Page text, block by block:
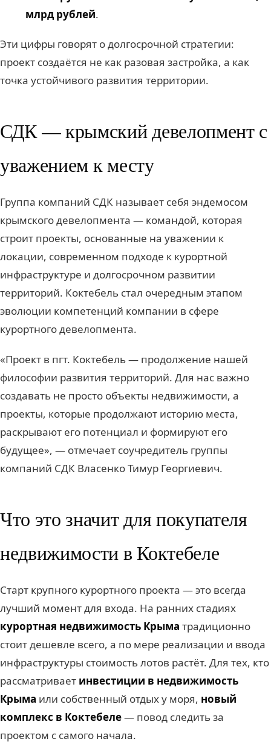
млрд рублей.
Эти цифры говорят о долгосрочной стратегии:
проект создаётся не как разовая застройка, а как
точка устойчивого развития территории.
СДК — крымский девелопмент с
уважением к месту
Группа компаний СДК называет себя эндемосом
крымского девелопмента — командой, которая
строит проекты, основанные на уважении к
локации, современном подходе к курортной
инфраструктуре и долгосрочном развитии
территорий. Коктебель стал очередным этапом
эволюции компетенций компании в сфере
курортного девелопмента.
«Проект в пгт. Коктебель — продолжение нашей
философии развития территорий. Для нас важно
создавать не просто объекты недвижимости, а
проекты, которые продолжают историю места,
раскрывают его потенциал и формируют его
будущее», — отмечает соучредитель группы
компаний СДК Власенко Тимур Георгиевич.
Что это значит для покупателя
недвижимости в Коктебеле
Старт крупного курортного проекта — это всегда
лучший момент для входа. На ранних стадиях
курортная недвижимость Крыма традиционно
стоит дешевле всего, а по мере реализации и ввода
инфраструктуры стоимость лотов растёт. Для тех, кто
рассматривает инвестиции в недвижимость
Крыма или собственный отдых у моря, новый
комплекс в Коктебеле— повод следить за
проектом с самого начала.